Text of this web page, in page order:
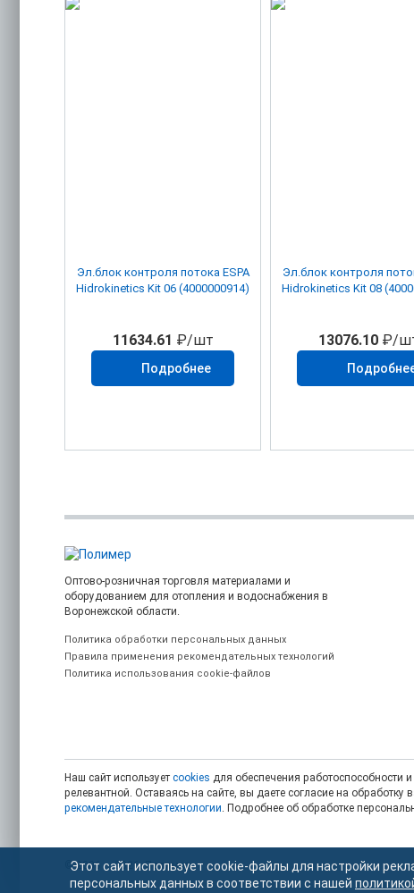
Эл.блок контроля потока ESPA
Hidrokinetics Kit 06 (4000000914)
11634.61 ₽/шт
Подробнее
Эл.блок контроля потока
Hidrokinetics Kit 08
13076.10₽/
Оптово-розничная торговля материалами и
оборудованием для отопления и водоснабжения в
Воронежской области.
Политика обработки персональных данных
Правила применения рекомендательных технологий
Политика использования cookie-файлов
Наш сайт использует cookies для обеспечения работоспособности
релевантной. Оставаясь на сайте, вы даете согласие на
рекомендательные технологии. Подробнее об обработке
© 2006 — 2026. Полимер.
Этот сайт использует cookie-файлы для настройки
персональных данных в соответствии с нашей